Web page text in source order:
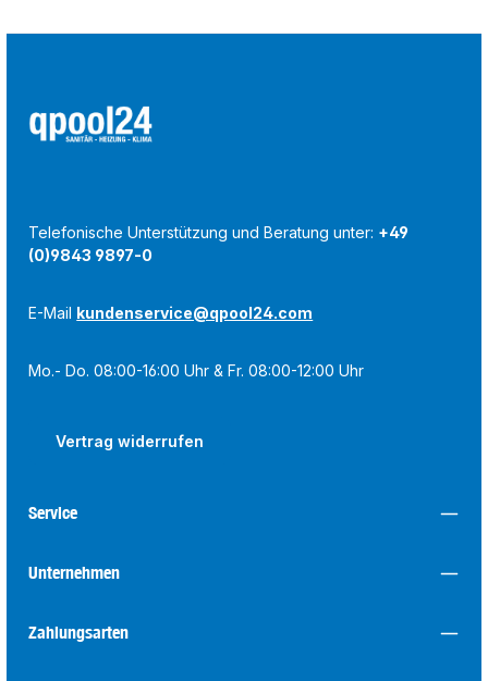
Telefonische Unterstützung und Beratung unter: +49
(0)9843 9897-0
E-Mail kundenservice@qpool24.com
Mo.- Do. 08:00-16:00 Uhr & Fr. 08:00-12:00 Uhr
Vertrag widerrufen
Service
Unternehmen
Zahlungsarten